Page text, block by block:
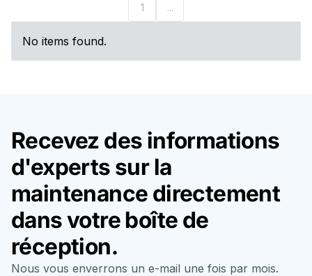
1 ...
No items found.
Recevez des informations
d'experts sur la
maintenance directement
dans votre boîte de
réception.
Nous vous enverrons un e-mail une fois par mois.